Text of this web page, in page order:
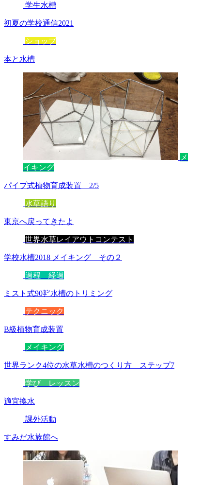
学生水槽
初夏の学校通信2021
ショップ
本と水槽
メ
イキング
パイプ式植物育成装置 2/5
水草語り
東京へ戻ってきたよ
世界水草レイアウトコンテスト
学校水槽2018 メイキング その２
過程 経過
ミスト式90㌢水槽のトリミング
テクニック
B級植物育成装置
メイキング
世界ランク4位の水草水槽のつくり方 ステップ7
学び レッスン
適宜換水
課外活動
すみだ水族館へ